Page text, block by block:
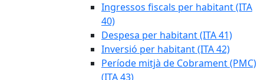
Ingressos fiscals per habitant (ITA
40)
Despesa per habitant (ITA 41)
Inversió per habitant (ITA 42)
Període mitjà de Cobrament (PMC)
(ITA 43)